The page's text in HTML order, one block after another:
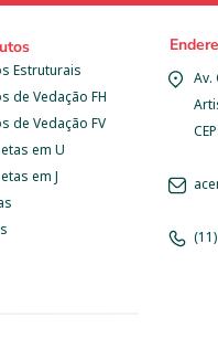
Estruturais
de Vedação FH
de Vedação FV
em U
em J
Av.